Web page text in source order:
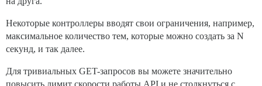
Некоторые контроллеры вводят свои ограничения, например,
максимальное количество тем, которые можно создать за N
секунд, и так далее.
Для тривиальных GET-запросов вы можете значительно